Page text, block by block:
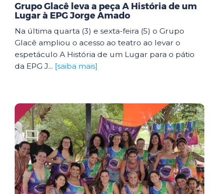
Grupo Glacê leva a peça A História de um
Lugar à EPG Jorge Amado
Na última quarta (3) e sexta-feira (5) o Grupo
Glacê ampliou o acesso ao teatro ao levar o
espetáculo A História de um Lugar para o pátio
da EPG J... [saiba mais]